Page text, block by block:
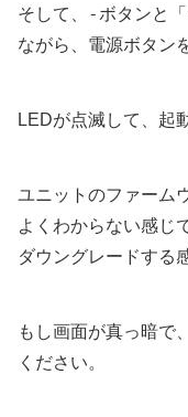
そして、 - ボタンと
ながら、電源ボタン
LEDが点滅して、起
ユニットのファーム
よくわからない感じ
ダウングレードする
もし画面が真っ暗で
ください。